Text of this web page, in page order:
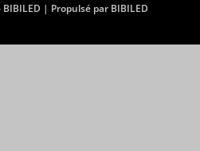
| Propulsé par BIBILED